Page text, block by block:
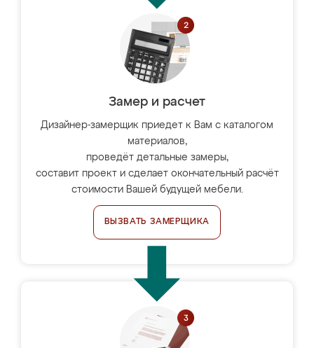
Замер и расчет
Дизайнер-замерщик приедет к Вам с каталогом
материалов,
проведёт детальные замеры,
составит проект и сделает окончательный расчёт
стоимости Вашей будущей мебели.
ВЫЗВАТЬ ЗАМЕРЩИКА